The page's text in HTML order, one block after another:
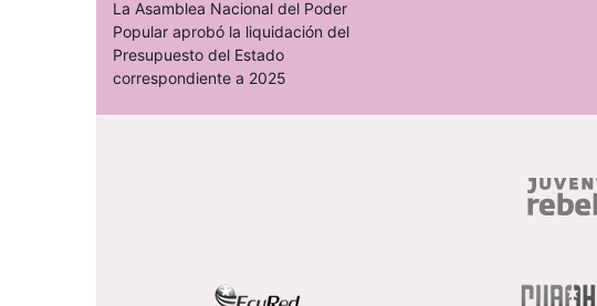
La Asamblea Nacional del Poder
Popular aprobó la liquidación del
Presupuesto del Estado
correspondiente a 2025